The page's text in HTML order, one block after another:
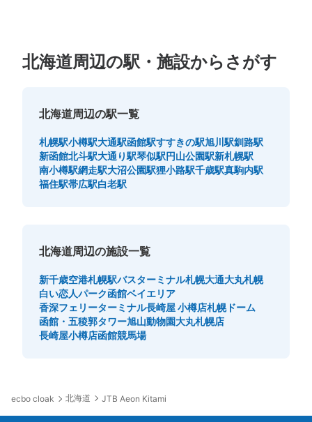
北海道周辺の駅・施設からさがす
北海道周辺の駅一覧
札幌駅小樽駅大通駅函館駅すすきの駅旭川駅釧路駅
新函館北斗駅大通り駅琴似駅円山公園駅新札幌駅
南小樽駅網走駅大沼公園駅狸小路駅千歳駅真駒内駅
福住駅帯広駅白老駅
北海道周辺の施設一覧
新千歳空港札幌駅バスターミナル札幌大通大丸札幌
白い恋人パーク函館ベイエリア
香深フェリーターミナル長崎屋 小樽店札幌ドーム
函館・五稜郭タワー旭山動物園大丸札幌店
長崎屋小樽店函館競馬場
ecbo cloak 北海道 JTB Aeon Kitami